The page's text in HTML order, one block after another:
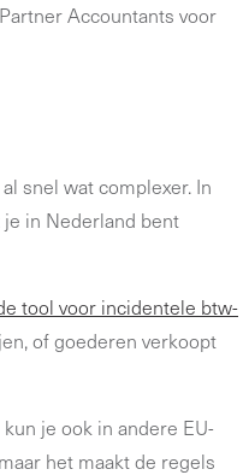
Accountants voor
snel wat complexer. In
in Nederland bent
tool voor incidentele btw-
of goederen verkoopt
je ook in andere EU-
het maakt de regels